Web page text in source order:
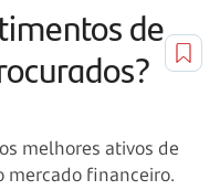
de
melhores ativos de
mercado financeiro.